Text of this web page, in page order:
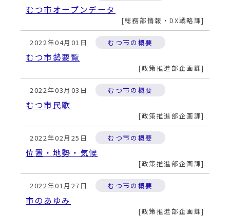
むつ市オープンデータ
総務部情報・DX戦略課
2022年04月01日 むつ市の概要
むつ市勢要覧
政策推進部企画課
2022年03月03日 むつ市の概要
むつ市民歌
政策推進部企画課
2022年02月25日 むつ市の概要
位置・地勢・気候
政策推進部企画課
2022年01月27日 むつ市の概要
市のあゆみ
政策推進部企画課